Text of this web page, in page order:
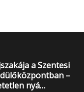
a Szentesi
–
nyá…